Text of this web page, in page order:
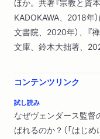
第二章 世界宗教とし
１ ケーラスと科学の
シカゴ万国宗教会議の
ズム／へゲラー、ケー
ラスとの確執、疑念の
２ 西洋人の仏教観
古代・中世の西洋人と
仏教学の誕生と人間ブ
KADOKAWA、2018年
文書院、2020年）、『
文庫、鈴木大拙著、
コンテンツリンク
試し読み
なぜヴェンダース監督
ばれるのか？（「はじめ